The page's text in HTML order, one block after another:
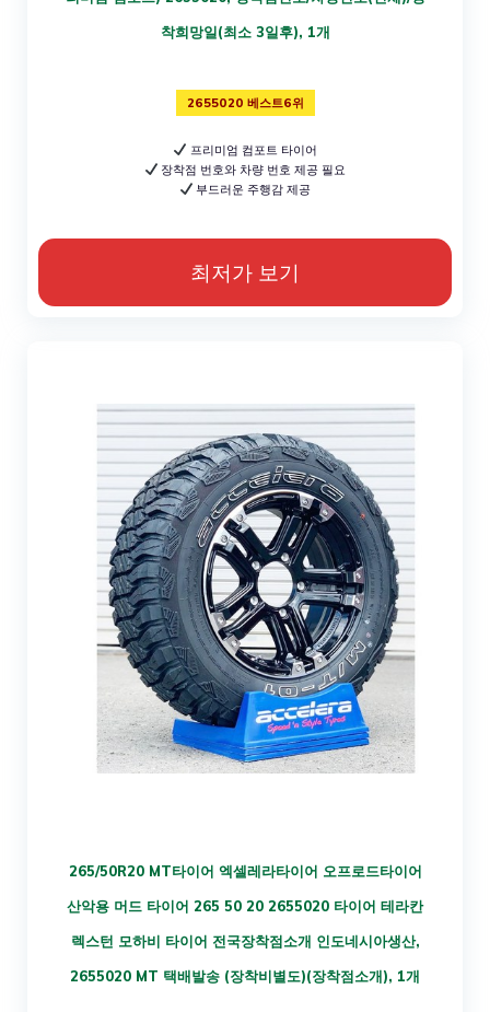
착희망일(최소 3일후), 1개
2655020 베스트6위
프리미엄 컴포트 타이어
장착점 번호와 차량 번호 제공 필요
부드러운 주행감 제공
최저가 보기
265/50R20 MT타이어 엑셀레라타이어 오프로드타이어
산악용 머드 타이어 265 50 20 2655020 타이어 테라칸
렉스턴 모하비 타이어 전국장착점소개 인도네시아생산,
2655020 MT 택배발송 (장착비별도)(장착점소개), 1개